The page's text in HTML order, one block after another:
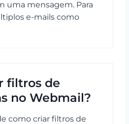
uma mensagem. Para
e-mails como
filtros de
no Webmail?
como criar filtros de